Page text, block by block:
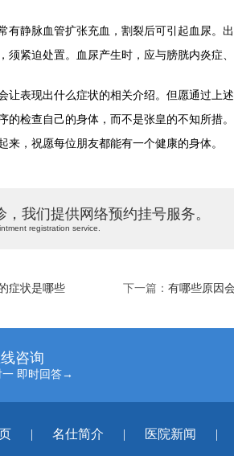
静脉血管扩张充血，割裂后可引起血尿。
须紧迫处置。血尿产生时，应与膀胱内炎症
表现出什么症状的相关介绍。但愿通过上
的检查自己的身体，而不是张皇的不知所措
来，祝愿每位朋友都能有一个健康的身体。
，我们提供网络预约挂号服务。
registration service.
症状是哪些 下一篇： 有哪些原因
咨询
一 即时回答→
| 名仕简介 | 医院新闻 |